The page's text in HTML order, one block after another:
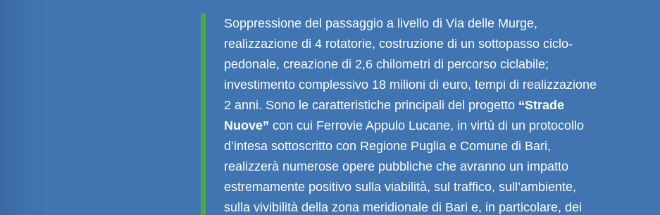
Soppressione del passaggio a livello di Via delle Murge,
realizzazione di 4 rotatorie, costruzione di un sottopasso ciclo-
pedonale, creazione di 2,6 chilometri di percorso ciclabile;
investimento complessivo 18 milioni di euro, tempi di realizzazione
2 anni. Sono le caratteristiche principali del progetto “Strade
Nuove” con cui Ferrovie Appulo Lucane, in virtù di un protocollo
d’intesa sottoscritto con Regione Puglia e Comune di Bari,
realizzerà numerose opere pubbliche che avranno un impatto
estremamente positivo sulla viabilità, sul traffico, sull’ambiente,
sulla vivibilità della zona meridionale di Bari e, in particolare, dei